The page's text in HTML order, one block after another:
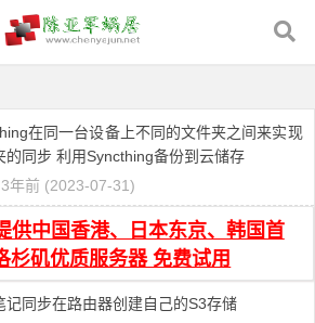
在同一台设备上不同的文件夹之间来实现
的同步 利用Syncthing备份到云储存
3年前 (2023-07-31)
供中国香港、日本东京、韩国首
杉矶优质服务器 免费试用
记同步在路由器创建自己的S3存储